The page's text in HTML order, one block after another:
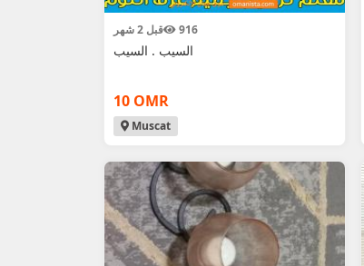
قبل 2 شهر 916
السيب . السيب
10 OMR
Muscat